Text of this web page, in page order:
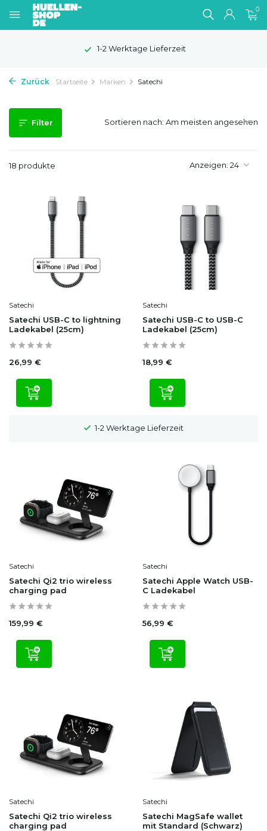
0
100 Tage Widerrufsrecht
Zurück Startseite Marken Satechi
Filter
18 produkte Anzeigen:
Sortieren nach:
Satechi
Satechi USB-C to lightning
Ladekabel (25cm)
26,99 €
Satechi
Satechi USB-C to USB-C
Ladekabel (25cm)
18,99 €
100 Tage Widerrufsrecht
Satechi
Satechi Qi2 trio wireless
charging pad
159,99 €
Satechi
Satechi Apple Watch USB-
C Ladekabel
56,99 €
Satechi
Satechi Qi2 trio wireless
charging pad
Satechi
Satechi MagSafe wallet
mit Standard (Schwarz)